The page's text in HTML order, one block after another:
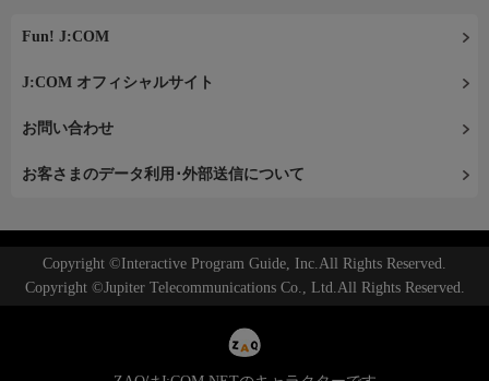
Fun! J:COM
J:COM オフィシャルサイト
お問い合わせ
お客さまのデータ利用･外部送信について
Copyright ©Interactive Program Guide, Inc.All Rights Reserved.
Copyright ©Jupiter Telecommunications Co., Ltd.All Rights Reserved.